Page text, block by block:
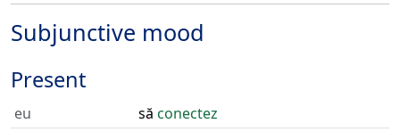
Subjunctive mood
Present
eu să conectez